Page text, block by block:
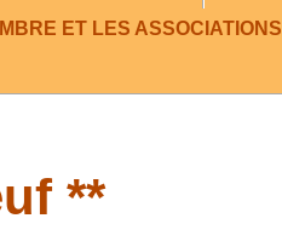
ET LES ASSOCIATIONS
**